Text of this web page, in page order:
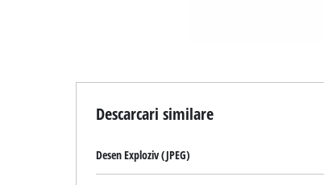
Descarcari similare
Desen Exploziv (JPEG)